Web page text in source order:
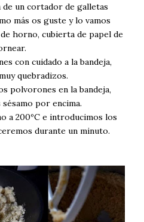
de un cortador de galletas
más os guste y lo vamos
horno, cubierta de papel de
con cuidado a la bandeja,
quebradizos.
polvorones en la bandeja,
por encima.
a 200ºC e introducimos los
durante un minuto.